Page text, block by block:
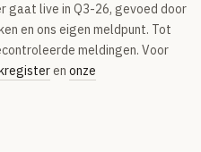
gaat live in Q3-26, gevoed door
en ons eigen meldpunt. Tot
meldingen. Voor
en onze